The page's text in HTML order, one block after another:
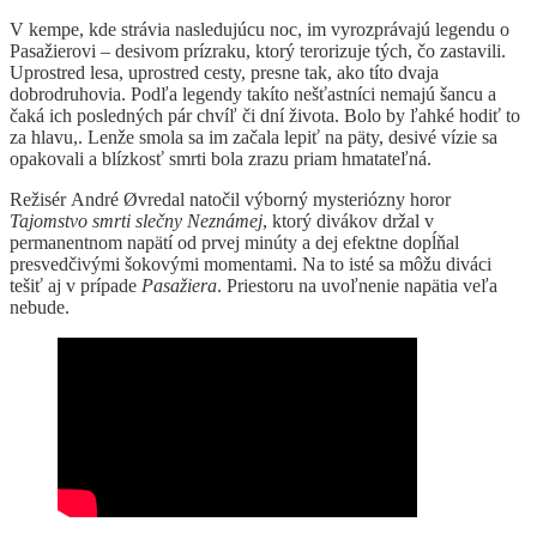
V kempe, kde strávia nasledujúcu noc, im vyrozprávajú legendu o
Pasažierovi – desivom prízraku, ktorý terorizuje tých, čo zastavili.
Uprostred lesa, uprostred cesty, presne tak, ako títo dvaja
dobrodruhovia. Podľa legendy takíto nešťastníci nemajú šancu a
čaká ich posledných pár chvíľ či dní života. Bolo by ľahké hodiť to
za hlavu,. Lenže smola sa im začala lepiť na päty, desivé vízie sa
opakovali a blízkosť smrti bola zrazu priam hmatateľná.
Režisér André Øvredal natočil výborný mysteriózny horor
Tajomstvo smrti slečny Neznámej, ktorý divákov držal v
permanentnom napätí od prvej minúty a dej efektne dopĺňal
presvedčivými šokovými momentami. Na to isté sa môžu diváci
tešiť aj v prípade Pasažiera. Priestoru na uvoľnenie napätia veľa
nebude.